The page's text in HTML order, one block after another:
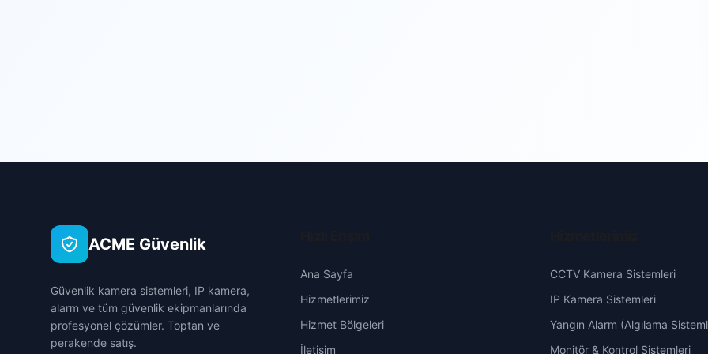
ACME Güvenlik
Güvenlik kamera sistemleri, IP kamera,
alarm ve tüm güvenlik ekipmanlarında
profesyonel çözümler. Toptan ve
perakende satış.
Ana Sayfa
Hizmetlerimiz
Hizmet Bölgeleri
İletişim
CCTV Kamera Sistemleri
IP Kamera Sistemleri
Yangın Alarm (Algılama
Monitör & Kontrol Sistemleri